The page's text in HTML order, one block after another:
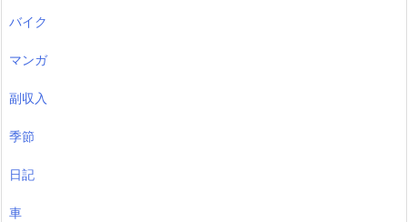
バイク
マンガ
副収入
季節
日記
車